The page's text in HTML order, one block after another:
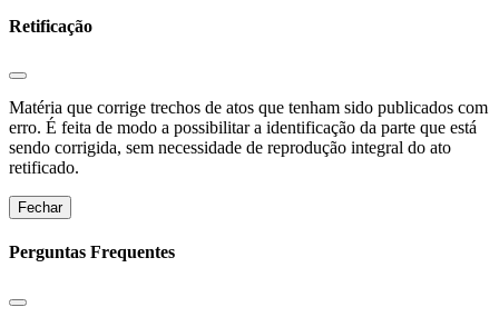
Retificação
Matéria que corrige trechos de atos que tenham sido publicados com
erro. É feita de modo a possibilitar a identificação da parte que está
sendo corrigida, sem necessidade de reprodução integral do ato
retificado.
Fechar
Perguntas Frequentes